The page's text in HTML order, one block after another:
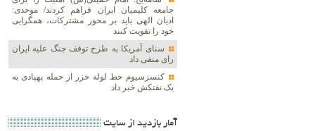
جامعه کلیمیان ایران فراهم کردند/ موحدی:
ادیان الهی باید بر محور مشترکات، همگرایی
خود را تقویت کنند
سنای آمریکا به طرح توقف جنگ علیه ایران
رای منفی داد
کنسرسیوم خط لوله خزر از حمله پهپادی به
یک نفتکش خبر داد
آمار بازديد از سايت